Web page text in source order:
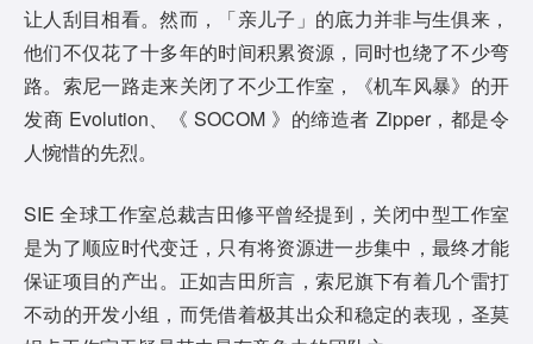
让人刮目相看。然而，「亲儿子」的底力并非与生俱来，
他们不仅花了十多年的时间积累资源，同时也绕了不少弯
路。索尼一路走来关闭了不少工作室，《机车风暴》的开
发商 Evolution、《 SOCOM 》的缔造者 Zipper，都是令
人惋惜的先烈。
SIE 全球工作室总裁吉田修平曾经提到，关闭中型工作室
是为了顺应时代变迁，只有将资源进一步集中，最终才能
保证项目的产出。正如吉田所言，索尼旗下有着几个雷打
不动的开发小组，而凭借着极其出众和稳定的表现，圣莫